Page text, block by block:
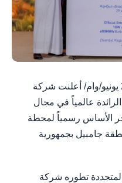
منطقة جامبيل(كازاخستان) في 29 يونيو/وام/ أعلنت شركة
عالمياً في مجال
الأساس رسمياً لمحطة
في منطقة جامبيل بجمهورية
تطوره شركة